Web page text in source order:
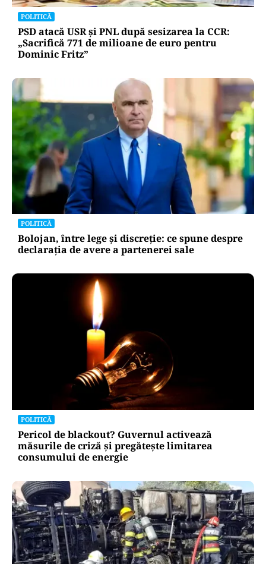
POLITICĂ
PSD atacă USR și PNL după sesizarea la CCR:
„Sacrifică 771 de milioane de euro pentru
Dominic Fritz”
POLITICĂ
Bolojan, între lege și discreție: ce spune despre
declarația de avere a partenerei sale
POLITICĂ
Pericol de blackout? Guvernul activează
măsurile de criză și pregătește limitarea
consumului de energie